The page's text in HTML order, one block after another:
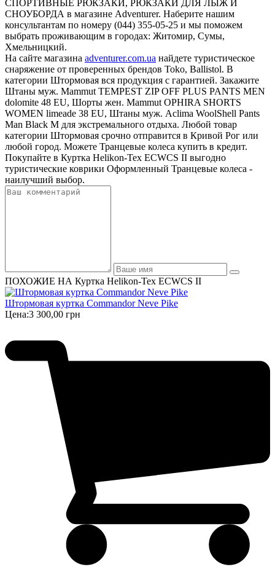
СПОРТИВНЫЕ РЮКЗАКИ, РЮКЗАКИ ДЛЯ ЛЫЖ И
СНОУБОРДА в магазине Adventurer. Наберите нашим
консультантам по номеру (044) 355-05-25 и мы поможем
выбрать проживающим в городах: Житомир, Сумы,
Хмельницкий.
На сайте магазина adventurer.com.ua найдете туристическое
снаряжение от проверенных брендов Toko, Ballistol. В
категории Штормовая вся продукция с гарантией. Закажите
Штаны муж. Mammut TEMPEST ZIP OFF PLUS PANTS MEN
dolomite 48 EU, Шорты жен. Mammut OPHIRA SHORTS
WOMEN limeade 38 EU, Штаны муж. Aclima WoolShell Pants
Man Black M для экстремального отдыха. Любой товар
категории Штормовая срочно отправится в Кривой Рог или
любой город. Можете Транцевые колеса купить в кредит.
Покупайте в Куртка Helikon-Tex ECWCS II выгодно
туристические коврики Оформленный Транцевые колеса -
наилучший выбор.
ПОХОЖИЕ НА Куртка Helikon-Tex ECWCS II
Штормовая куртка Commandor Neve Pike
Цена:3 300,00 грн